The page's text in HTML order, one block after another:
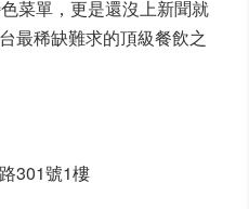
菜單，更是還沒上新聞就
最稀缺難求的頂級餐飲之
301號1樓